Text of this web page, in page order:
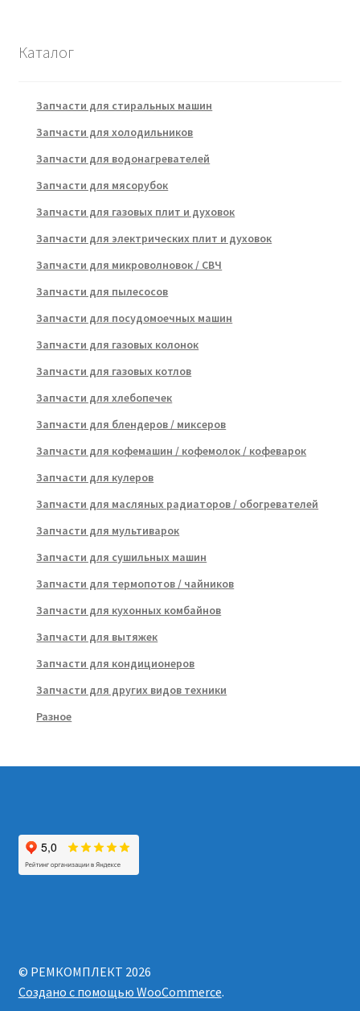
Каталог
Запчасти для стиральных машин
Запчасти для холодильников
Запчасти для водонагревателей
Запчасти для мясорубок
Запчасти для газовых плит и духовок
Запчасти для электрических плит и духовок
Запчасти для микроволновок / СВЧ
Запчасти для пылесосов
Запчасти для посудомоечных машин
Запчасти для газовых колонок
Запчасти для газовых котлов
Запчасти для хлебопечек
Запчасти для блендеров / миксеров
Запчасти для кофемашин / кофемолок / кофеварок
Запчасти для кулеров
Запчасти для масляных радиаторов / обогревателей
Запчасти для мультиварок
Запчасти для сушильных машин
Запчасти для термопотов / чайников
Запчасти для кухонных комбайнов
Запчасти для вытяжек
Запчасти для кондиционеров
Запчасти для других видов техники
Разное
© РЕМКОМПЛЕКТ 2026
Создано с помощью WooCommerce.